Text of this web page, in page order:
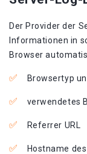
Der Provider der
Informationen in
Browser
Browsertyp
verwendetes
Referrer URL
Hostname